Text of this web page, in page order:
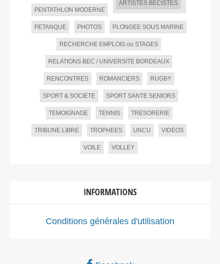
PENTATHLON MODERNE
ARTISTES BECISTES
PETANQUE PHOTOS PLONGEE SOUS MARINE
RECHERCHE EMPLOIS ou STAGES
RELATIONS BEC / UNIVERSITE BORDEAUX
RENCONTRES ROMANCIERS RUGBY
SPORT & SOCIETE SPORT SANTE SENIORS
TEMOIGNAGE TENNIS TRESORERIE
TRIBUNE LIBRE TROPHEES UNCU VIDEOS
VOILE VOLLEY
INFORMATIONS
Conditions générales d'utilisation